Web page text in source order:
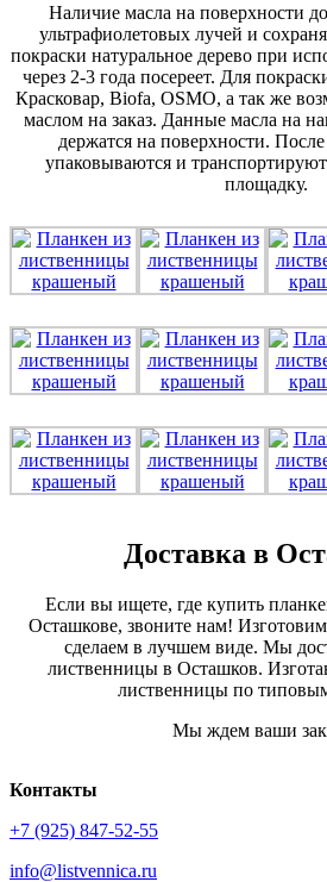
Наличие масла на поверхности
ультрафиолетовых лучей и
покраски натуральное дерево при
через 2-3 года посереет. Для
Красковар, Biofa, OSMO, а так же
маслом на заказ. Данные масла на
держатся на поверхности.
упаковываются и
площадку.
Доставка в
Если вы ищете, где купить
Осташкове, звоните нам!
сделаем в лучшем виде. Мы
лиственницы в Осташков.
лиственницы по
Мы ждем ваши
Контакты
+7 (925) 847-52-55
info@listvennica.ru